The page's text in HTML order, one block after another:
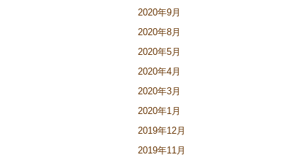
2020年9月
2020年8月
2020年5月
2020年4月
2020年3月
2020年1月
2019年12月
2019年11月